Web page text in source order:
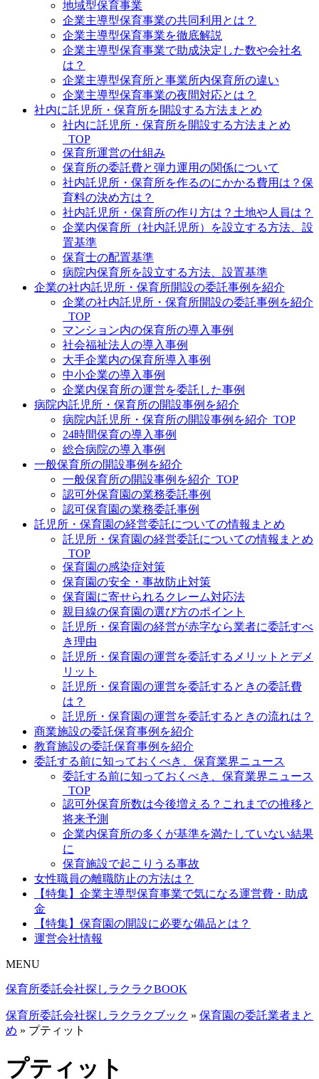
地域型保育事業
企業主導型保育事業の共同利用とは？
企業主導型保育事業を徹底解説
企業主導型保育事業で助成決定した数や会社名
は？
企業主導型保育所と事業所内保育所の違い
企業主導型保育事業の夜間対応とは？
社内に託児所・保育所を開設する方法まとめ
社内に託児所・保育所を開設する方法まとめ
_TOP
保育所運営の仕組み
保育所の委託費と弾力運用の関係について
社内託児所・保育所を作るのにかかる費用は？保
育料の決め方は？
社内託児所・保育所の作り方は？土地や人員は？
企業内保育所（社内託児所）を設立する方法、設
置基準
保育士の配置基準
病院内保育所を設立する方法、設置基準
企業の社内託児所・保育所開設の委託事例を紹介
企業の社内託児所・保育所開設の委託事例を紹介
_TOP
マンション内の保育所の導入事例
社会福祉法人の導入事例
大手企業内の保育所導入事例
中小企業の導入事例
企業内保育所の運営を委託した事例
病院内託児所・保育所の開設事例を紹介
病院内託児所・保育所の開設事例を紹介_TOP
24時間保育の導入事例
総合病院の導入事例
一般保育所の開設事例を紹介
一般保育所の開設事例を紹介_TOP
認可外保育園の業務委託事例
認可保育園の業務委託事例
託児所・保育園の経営委託についての情報まとめ
託児所・保育園の経営委託についての情報まとめ
_TOP
保育園の感染症対策
保育園の安全・事故防止対策
保育園に寄せられるクレーム対応法
親目線の保育園の選び方のポイント
託児所・保育園の経営が赤字なら業者に委託すべ
き理由
託児所・保育園の運営を委託するメリットとデメ
リット
託児所・保育園の運営を委託するときの委託費
は？
託児所・保育園の運営を委託するときの流れは？
商業施設の委託保育事例を紹介
教育施設の委託保育事例を紹介
委託する前に知っておくべき、保育業界ニュース
委託する前に知っておくべき、保育業界ニュース
_TOP
認可外保育所数は今後増える？これまでの推移と
将来予測
企業内保育所の多くが基準を満たしていない結果
に
保育施設で起こりうる事故
女性職員の離職防止の方法は？
【特集】企業主導型保育事業で気になる運営費・助成
金
【特集】保育園の開設に必要な備品とは？
運営会社情報
MENU
保育所委託会社探しラクラクBOOK
保育所委託会社探しラクラクブック » 保育園の委託業者まと
め » プティット
プティット